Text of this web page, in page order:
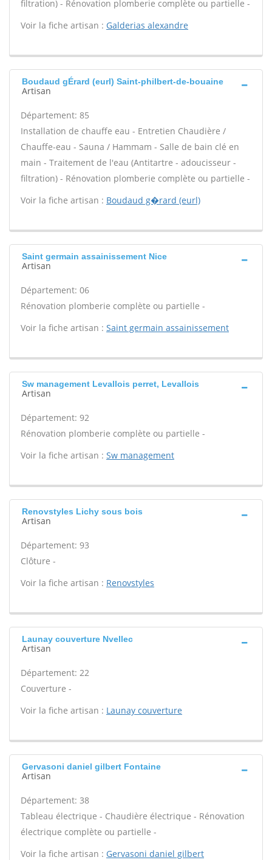
filtration) - Rénovation plomberie complète ou partielle -
Voir la fiche artisan : Galderias alexandre
Boudaud gÉrard (eurl) Saint-philbert-de-bouaine
Artisan
Département: 85
Installation de chauffe eau - Entretien Chaudière /
Chauffe-eau - Sauna / Hammam - Salle de bain clé en
main - Traitement de l'eau (Antitartre - adoucisseur -
filtration) - Rénovation plomberie complète ou partielle -
Voir la fiche artisan : Boudaud g�rard (eurl)
Saint germain assainissement Nice
Artisan
Département: 06
Rénovation plomberie complète ou partielle -
Voir la fiche artisan : Saint germain assainissement
Sw management Levallois perret, Levallois
Artisan
Département: 92
Rénovation plomberie complète ou partielle -
Voir la fiche artisan : Sw management
Renovstyles Lichy sous bois
Artisan
Département: 93
Clôture -
Voir la fiche artisan : Renovstyles
Launay couverture Nvellec
Artisan
Département: 22
Couverture -
Voir la fiche artisan : Launay couverture
Gervasoni daniel gilbert Fontaine
Artisan
Département: 38
Tableau électrique - Chaudière électrique - Rénovation
électrique complète ou partielle -
Voir la fiche artisan : Gervasoni daniel gilbert